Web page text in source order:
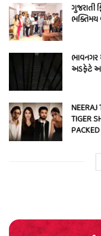
ગુજરાતી
ભક્તિમય
ભાવનગર
અડફેટે
NEERAJ
TIGER